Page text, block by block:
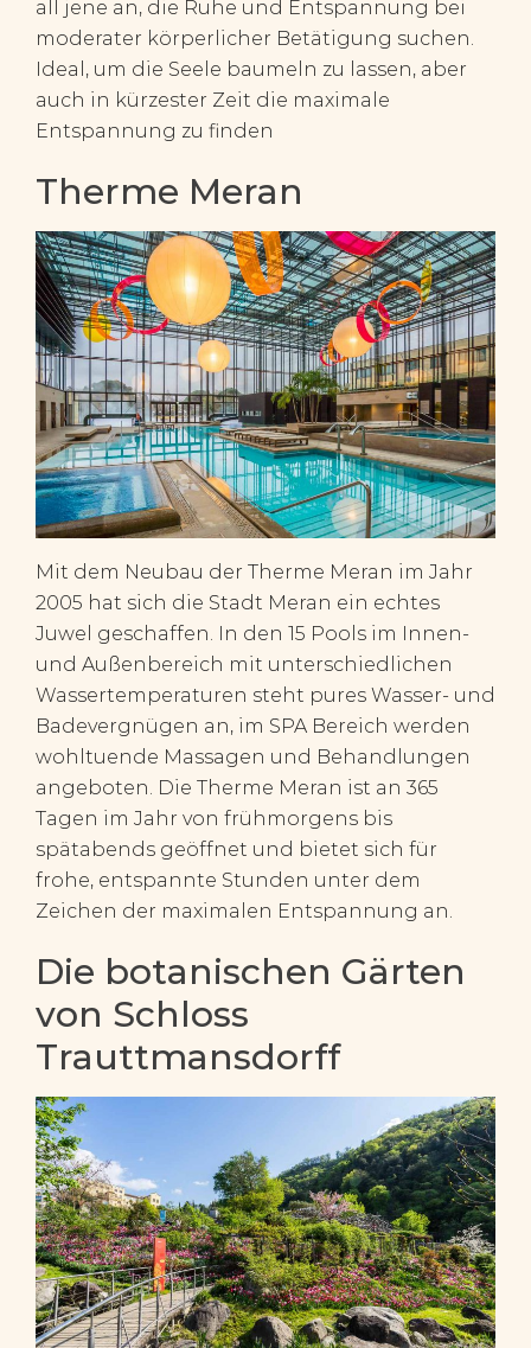
all jene an, die Ruhe und Entspannung bei
moderater körperlicher Betätigung suchen.
Ideal, um die Seele baumeln zu lassen, aber
auch in kürzester Zeit die maximale
Entspannung zu finden
Therme Meran
Mit dem Neubau der Therme Meran im Jahr
2005 hat sich die Stadt Meran ein echtes
Juwel geschaffen. In den 15 Pools im Innen-
und Außenbereich mit unterschiedlichen
Wassertemperaturen steht pures Wasser- und
Badevergnügen an, im SPA Bereich werden
wohltuende Massagen und Behandlungen
angeboten. Die Therme Meran ist an 365
Tagen im Jahr von frühmorgens bis
spätabends geöffnet und bietet sich für
frohe, entspannte Stunden unter dem
Zeichen der maximalen Entspannung an.
Die botanischen Gärten
von Schloss
Trauttmansdorff